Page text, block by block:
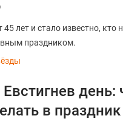
лет и стало известно, кто
праздником.
Евстигнев
в праздник